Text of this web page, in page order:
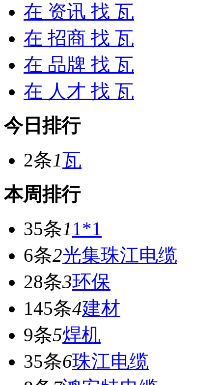
在 资讯 找 瓦
在 招商 找 瓦
在 品牌 找 瓦
在 人才 找 瓦
今日排行
2条1瓦
本周排行
35条11*1
6条2光集珠江电缆
28条3环保
145条4建材
9条5焊机
35条6珠江电缆